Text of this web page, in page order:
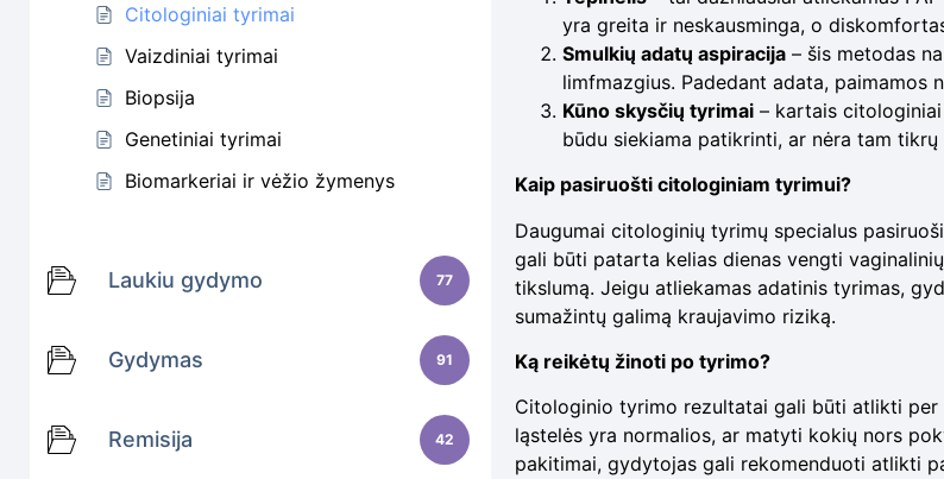
Citologiniai tyrimai
Vaizdiniai tyrimai
Biopsija
Genetiniai tyrimai
Biomarkeriai ir vėžio žymenys
Laukiu gydymo 77
Gydymas 91
Remisija 42
yra greita ir neskausminga, o
Smulkių adatų aspiracija – šis metodas
limfmazgius. Padedant adata, paimamos
Kūno skysčių tyrimai – kartais
būdu siekiama patikrinti, ar nėra tam
Kaip pasiruošti citologiniam tyrimui?
Daugumai citologinių tyrimų specialus
gali būti patarta kelias dienas vengti
tikslumą. Jeigu atliekamas adatinis tyrimas,
sumažintų galimą kraujavimo riziką.
Ką reikėtų žinoti po tyrimo?
Citologinio tyrimo rezultatai gali būti atlikti per
ląstelės yra normalios, ar matyti kokių nors
pakitimai, gydytojas gali rekomenduoti atlikti